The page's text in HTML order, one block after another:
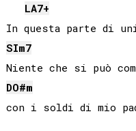
LA7+
SIm7
DO#m
con i soldi di mio